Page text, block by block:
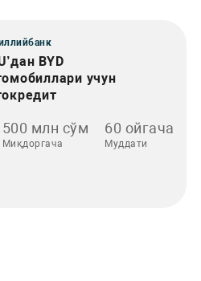
BYD
учун
500 млн сўм
Миқдоргача
60 ойгача
Муддати